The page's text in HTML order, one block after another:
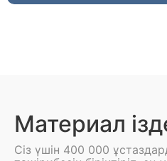
Материал
Сіз үшін 400 000